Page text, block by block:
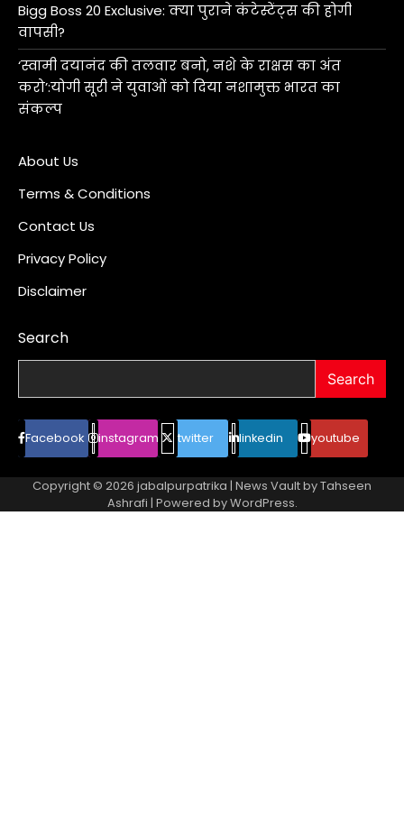
Bigg Boss 20 Exclusive: क्या पुराने कंटेस्टेंट्स की होगी
वापसी?
‘स्वामी दयानंद की तलवार बनो, नशे के राक्षस का अंत
करो’:योगी सूरी ने युवाओं को दिया नशामुक्त भारत का
संकल्प
About Us
Terms & Conditions
Contact Us
Privacy Policy
Disclaimer
Search
Search
Facebook instagram twitter linkedin youtube
Copyright © 2026 jabalpurpatrika | News Vault byTahseen
Ashrafi | Powered byWordPress.